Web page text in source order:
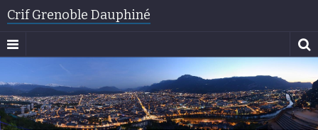
Crif Grenoble Dauphiné